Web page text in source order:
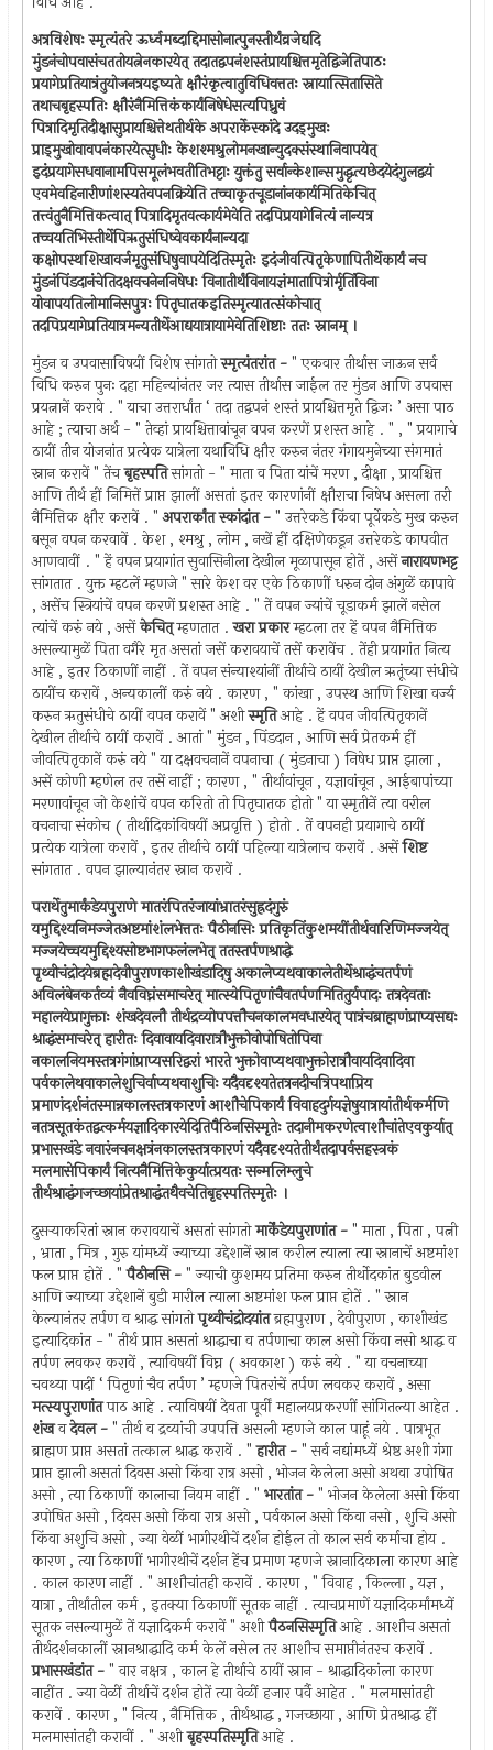
अत्रविशेषः स्मृत्यंतरे ऊर्ध्वमब्दाद्दिमासोनात्पुनस्तीर्थंव्रजेद्यदि
मुंडनंचोपवासंचततोयत्नेनकारयेत् तदातद्वपनंशस्तंप्रायश्चित्तमृतेद्विजेतिपाठः
प्रयागेप्रतियात्रंतुयोजनत्रयइष्यते क्षौरंकृत्वातुविधिवत्ततः स्नायात्सितासिते
तथाचबृहस्पतिः क्षौरंनैमित्तिकंकार्यंनिषेधेसत्यपिध्रुवं
पित्रादिमृतिदीक्षासुप्रायश्चित्तेथतीर्थके अपरार्केस्कांदे उदड्मुखः
प्राड्मुखोवावपनंकारयेत्सुधीः केशश्मश्रुलोमनखान्युदक्संस्थानिवापयेत्
इदंप्रयागेसधवानामपिसमूलंभवतीतिभट्टाः युक्तंतु सर्वान्केशान्समुद्धृत्यछेदयेदंगुलद्वयं
एवमेवहिनारीणांशस्यतेवपनक्रियेति तच्चाकृतचूडानांनकार्यमितिकेचित्
तत्त्वंतुनैमित्तिकत्वात् पित्रादिमृतवत्कार्यमेवेति तदपिप्रयागेनित्यं नान्यत्र
तच्चयतिभिस्तीर्थेपिऋतुसंधिष्वेवकार्यंनान्यदा
कक्षोपस्थशिखावर्जमृतुसंधिषुवापयेदितिस्मृतेः इदंजीवत्पितृकेणापितीर्थेकार्यं नच
मुंडनंपिंडदानंचेतिदक्षवचनेननिषेधः विनातीर्थंविनायज्ञंमातापित्रोर्मृतिंविना
योवापयतिलोमानिसपुत्रः पितृघातकइतिस्मृत्यातत्संकोचात्
तदपिप्रयागेप्रतियात्रमन्यतीर्थेआद्ययात्रायामेवेतिशिष्टाः ततः स्नानम् ।
मुंडन व उपवासाविषयीं विशेष सांगतोस्मृत्यंतरांत -" एकवार तीर्थास जाऊन सर्व
विधि करुन पुनः दहा महिन्यांनंतर जर त्यास तीर्थास जाईल तर मुंडन आणि उपवास
प्रयत्नानें करावे . " याचा उत्तरार्धांत ‘ तदा तद्वपनं शस्तं प्रायश्चित्तमृते द्विजः ’ असा पाठ
आहे ; त्याचा अर्थ - " तेव्हां प्रायश्चित्तावांचून वपन करणें प्रशस्त आहे . " , " प्रयागाचे
ठायीं तीन योजनांत प्रत्येक यात्रेला यथाविधि क्षौर करुन नंतर गंगायमुनेच्या संगमातं
स्नान करावें " तेंचबृहस्पतिसांगतो - " माता व पिता यांचें मरण , दीक्षा , प्रायश्चित्त
आणि तीर्थ हीं निमित्तें प्राप्त झालीं असतां इतर कारणांनीं क्षौराचा निषेध असला तरी
नैमित्तिक क्षौर करावें . "अपरार्कांत स्कांदांत -" उत्तरेकडे किंवा पूर्वेकडे मुख करुन
बसून वपन करवावें . केश , श्मश्रु , लोम , नखें हीं दक्षिणेकडून उत्तरेकडे कापवीत
आणवावीं . " हें वपन प्रयागांत सुवासिनीला देखील मूळापासून होतें , असेंनारायणभट्ट
सांगतात . युक्त म्हटलें म्हणजे " सारे केश वर एके ठिकाणीं धरुन दोन अंगुळें कापावे
, असेंच स्त्रियांचें वपन करणें प्रशस्त आहे . " तें वपन ज्यांचें चूडाकर्म झालें नसेल
त्यांचें करुं नये , असेंकेचित्म्हणतात .खरा प्रकारम्हटला तर हें वपन नैमित्तिक
असल्यामुळें पिता वगैरे मृत असतां जसें करावयाचें तसें करावेंच . तेंही प्रयागांत नित्य
आहे , इतर ठिकाणीं नाहीं . तें वपन संन्याश्यांनीं तीर्थाचे ठायीं देखील ऋतूंच्या संधीचे
ठायींच करावें , अन्यकालीं करुं नये . कारण , " कांखा , उपस्थ आणि शिखा वर्ज्य
करुन ऋतुसंधीचे ठायीं वपन करावें " अशीस्मृतिआहे . हें वपन जीवत्पितृकानें
देखील तीर्थाचे ठायीं करावें . आतां " मुंडन , पिंडदान , आणि सर्व प्रेतकर्म हीं
जीवत्पितृकानें करुं नये " या दक्षवचनानें वपनाचा ( मुंडनाचा ) निषेध प्राप्त झाला ,
असें कोणी म्हणेल तर तसें नाहीं ; कारण , " तीर्थावांचून , यज्ञावांचून , आईबापांच्या
मरणावांचून जो केशांचें वपन करितो तो पितृघातक होतो " या स्मृतीनें त्या वरील
वचनाचा संकोच ( तीर्थादिकांविषयीं अप्रवृत्ति ) होतो . तें वपनही प्रयागाचे ठायीं
प्रत्येक यात्रेला करावें , इतर तीर्थाचे ठायीं पहिल्या यात्रेलाच करावें . असेंशिष्ट
सांगतात . वपन झाल्यानंतर स्नान करावें .
परार्थेतुमार्कंडेयपुराणे मातरंपितरंजायांभ्रातरंसुह्रदंगुरुं
यमुद्दिश्यनिमज्जेतअष्टमांशंलभेत्ततः पैठीनसिः प्रतिकृतिंकुशमयींतीर्थवारिणिमज्जयेत्
मज्जयेच्चयमुद्दिश्यसोष्टभागफलंलभेत् ततस्तर्पणश्राद्धे
पृथ्वीचंद्रोदयेब्रह्मदेवीपुराणकाशीखंडादिषु अकालेप्यथवाकालेतीर्थेश्राद्धंचतर्पणं
अविलंबेनकर्तव्यं नैवविघ्नंसमाचरेत् मात्स्येपितृणांचैवतर्पणमितितुर्यपादः तत्रदेवताः
महालयेप्रागुक्ताः शंखदेवलौ तीर्थद्रव्योपपत्तौचनकालमवधारयेत् पात्रंचब्राह्मणंप्राप्यसद्यः
श्राद्धंसमाचरेत् हारीतः दिवावायदिवारात्रौभुक्तोवोपोषितोपिवा
नकालनियमस्तत्रगंगांप्राप्यसरिद्वरां भारते भुक्तोवाप्यथवाभुक्तोरात्रौवायदिवादिवा
पर्वकालेथवाकालेशुचिर्वाप्यथवाशुचिः यदैवदृश्यतेतत्रनदीचत्रिपथाप्रिय
प्रमाणंदर्शनंतस्मान्नकालस्तत्रकारणं आशौचेपिकार्यं विवाहदुर्गयज्ञेषुयात्रायांतीर्थकर्मणि
नतत्रसूतकंतद्वत्कर्मयज्ञादिकारयेदितिपैठिनसिस्मृतेः तदानीमकरणेत्वाशौचांतेएवकुर्यात्
प्रभासखंडे नवारंनचनक्षत्रंनकालस्तत्रकारणं यदैवदृश्यतेतीर्थंतदापर्वसहस्त्रकं
मलमासेपिकार्यं नित्यनैमित्तिकेकुर्यात्प्रयतः सन्मलिम्लुचे
तीर्थश्राद्धंगजच्छायांप्रेतश्राद्धंतथैवचेतिबृहस्पतिस्मृतेः ।
दुसर्‍याकरितां स्नान करावयाचें असतां सांगतोमार्केंडेयपुराणांत -" माता , पिता , पत्नी
, भ्राता , मित्र , गुरु यांमध्यें ज्याच्या उद्देशानें स्नान करील त्याला त्या स्नानाचें अष्टमांश
फल प्राप्त होतें . "पैठीनसि -" ज्याची कुशमय प्रतिमा करुन तीर्थोदकांत बुडवील
आणि ज्याच्या उद्देशानें बुडी मारील त्याला अष्टमांश फल प्राप्त होतें . " स्नान
केल्यानंतर तर्पण व श्राद्ध सांगतोपृथ्वीचंद्रोदयांतब्रह्मपुराण , देवीपुराण , काशीखंड
इत्यादिकांत - " तीर्थ प्राप्त असतां श्राद्धाचा व तर्पणाचा काल असो किंवा नसो श्राद्ध व
तर्पण लवकर करावें , त्याविषयीं विघ्न ( अवकाश ) करुं नये . " या वचनाच्या
चवथ्या पादीं ‘ पितृणां चैव तर्पण ’ म्हणजे पितरांचें तर्पण लवकर करावें , असा
मत्स्यपुराणांतपाठ आहे . त्याविषयीं देवता पूर्वीं महालयप्रकरणीं सांगितल्या आहेत .
शंखवदेवल -" तीर्थ व द्रव्यांची उपपत्ति असली म्हणजे काल पाहूं नये . पात्रभूत
ब्राह्मण प्राप्त असतां तत्काल श्राद्ध करावें . "हारीत -" सर्व नद्यांमध्यें श्रेष्ठ अशी गंगा
प्राप्त झाली असतां दिवस असो किंवा रात्र असो , भोजन केलेला असो अथवा उपोषित
असो , त्या ठिकाणीं कालाचा नियम नाहीं . "भारतांत -" भोजन केलेला असो किंवा
उपोषित असो , दिवस असो किंवा रात्र असो , पर्वकाल असो किंवा नसो , शुचि असो
किंवा अशुचि असो , ज्या वेळीं भागीरथीचें दर्शन होईल तो काल सर्व कर्माचा होय .
कारण , त्या ठिकाणीं भागीरथीचें दर्शन हेंच प्रमाण म्हणजे स्नानादिकाला कारण आहे
. काल कारण नाहीं . " आशौचांतही करावें . कारण , " विवाह , किल्ला , यज्ञ ,
यात्रा , तीर्थांतील कर्म , इतक्या ठिकाणीं सूतक नाहीं . त्याचप्रमाणें यज्ञादिकर्मांमध्यें
सूतक नसल्यामुळें तें यज्ञादिकर्म करावें " अशीपैठनसिस्मृतिआहे . आशौच असतां
तीर्थदर्शनकालीं स्नानश्राद्धादि कर्म केलें नसेल तर आशौच समाप्तीनंतरच करावें .
प्रभासखंडांत -" वार नक्षत्र , काल हे तीर्थाचे ठायीं स्नान - श्राद्धादिकांला कारण
नाहींत . ज्या वेळीं तीर्थाचें दर्शन होतें त्या वेळीं हजार पर्वै आहेत . " मलमासांतही
करावें . कारण , " नित्य , नैमित्तिक , तीर्थश्राद्ध , गजच्छाया , आणि प्रेतश्राद्ध हीं
मलमासांतही करावीं . " अशीबृहस्पतिस्मृतिआहे .